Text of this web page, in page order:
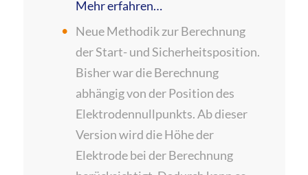
Mehr erfahren…
Neue Methodik zur Berechnung
der Start- und Sicherheitsposition.
Bisher war die Berechnung
abhängig von der Position des
Elektrodennullpunkts. Ab dieser
Version wird die Höhe der
Elektrode bei der Berechnung